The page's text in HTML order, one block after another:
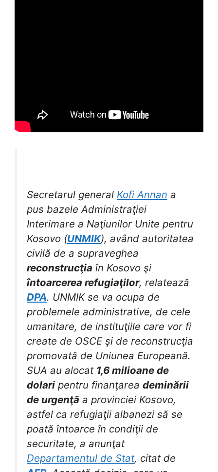
Secretarul general Kofi Annan a
pus bazele Administraţiei
Interimare a Naţiunilor Unite pentru
Kosovo (UNMIK), având autoritatea
civilă de a supraveghea
reconstrucţia în Kosovo şi
întoarcerea refugiaţilor, relatează
DPA. UNMIK se va ocupa de
problemele administrative, de cele
umanitare, de instituţiile care vor fi
create de OSCE şi de reconstrucţia
promovată de Uniunea Europeană.
SUA au alocat 1,6 milioane de
dolari pentru finanţarea deminării
de urgenţă a provinciei Kosovo,
astfel ca refugiaţii albanezi să se
poată întoarce în condiţii de
securitate, a anunţat
Departamentul de Stat, citat de